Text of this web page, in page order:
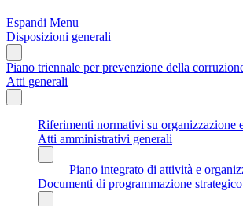
Espandi Menu
Disposizioni generali
Piano triennale per prevenzione della
Atti generali
Riferimenti normativi su organizzazione
Atti amministrativi generali
Piano integrato di attività e
Documenti di programmazione